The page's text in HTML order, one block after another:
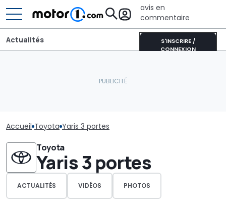
avis en
commentaire
S'INSCRIRE /
CONNEXION
Actualités
Accueil Toyota Yaris 3 portes
Toyota
Yaris 3 portes
ACTUALITÉS VIDÉOS PHOTOS